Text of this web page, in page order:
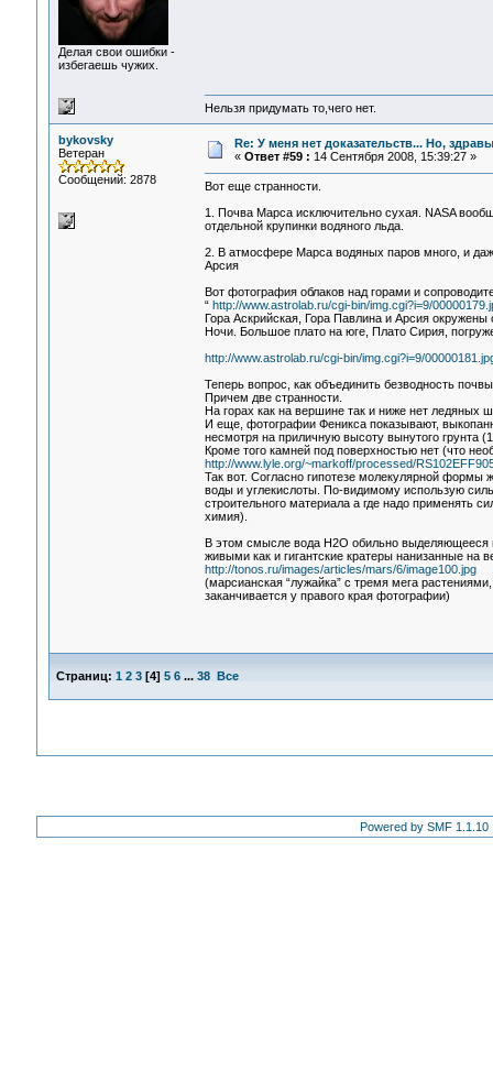
Делая свои ошибки -
избегаешь чужих.
Нельзя придумать то,чего нет.
bykovsky
Ветеран
Сообщений: 2878
Re: У меня нет доказательств... Но,
« Ответ #59 : 14 Сентября 2008, 15:39:27 »
Вот еще странности.
1. Почва Марса исключительно сухая. NASA
отдельной крупинки водяного льда.
2. В атмосфере Марса водяных паров много, и
Арсия
Вот фотография облаков над горами и
“ http://www.astrolab.ru/cgi-bin/img.cgi?i=9/
Гора Аскрийская, Гора Павлина и Арсия
Ночи. Большое плато на юге, Плато Сирия,
http://www.astrolab.ru/cgi-bin/img.cgi?i=9/
Теперь вопрос, как объединить безводность
Причем две странности.
На горах как на вершине так и ниже нет ледяных
И еще, фотографии Феникса показывают,
несмотря на приличную высоту вынутого грунта
Кроме того камней под поверхностью нет (что
http://www.lyle.org/~markoff/processed/
Так вот. Согласно гипотезе молекулярной
воды и углекислоты. По-видимому использую
строительного материала а где надо применять
химия).
В этом смысле вода Н2О обильно выделяющееся
живыми как и гигантские кратеры нанизанные на
http://tonos.ru/images/articles/mars/6/image100.jpg
(марсианская “лужайка” с тремя мега
заканчивается у правого края фотографии)
Страниц: 1 2 3[4] 5 6 ... 38 Все
Powered by SMF 1.1.10